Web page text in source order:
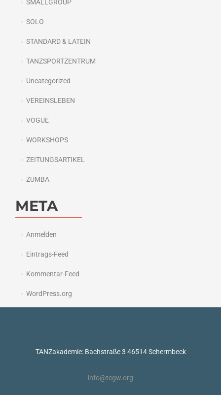
SMALLGROUP
SOLO
STANDARD & LATEIN
TANZSPORTZENTRUM
Uncategorized
VEREINSLEBEN
VOGUE
WORKSHOPS
ZEITUNGSARTIKEL
ZUMBA
META
Anmelden
Eintrags-Feed
Kommentar-Feed
WordPress.org
TANZakademie: Bachstraße 3 46514 Schermbeck
info@tcgw.org